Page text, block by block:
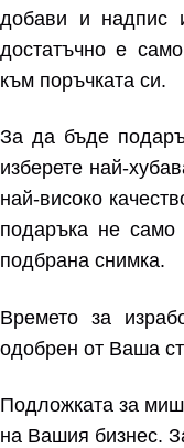
добави и надпис
достатъчно е
към поръчката си.
За да бъде
изберете най-
най-високо
подаръка не само
подбрана снимка.
Времето за
одобрен от Ваша
Подложката за
на Вашия бизнес.